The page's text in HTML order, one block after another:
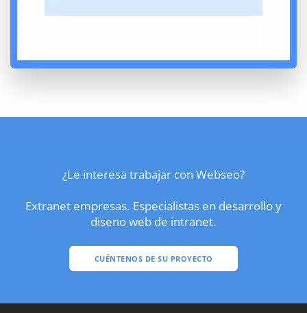
¿Le interesa trabajar con Webseo?
Extranet empresas. Especialistas en desarrollo y
diseno web de intranet.
CUÉNTENOS DE SU PROYECTO